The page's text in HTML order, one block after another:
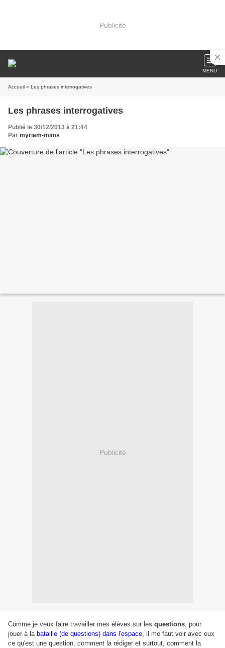
Publicité
MENU
Accueil » Les phrases interrogatives
Les phrases interrogatives
Publié le 30/12/2013 à 21:44
Par myriam-mims
Publicité
Comme je veux faire travailler mes élèves sur les questions, pour
jouer à la bataille (de questions) dans l'espace, il me faut voir avec eux
ce qu'est une question, comment la rédiger et surtout, comment la